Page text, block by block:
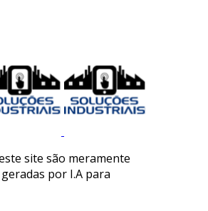
site são meramente
por I.A para